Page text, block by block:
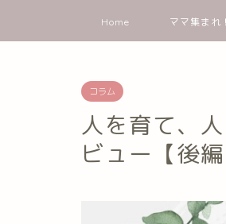
Home ママ集まれ
コラム
人を育て、
ビュー【後編